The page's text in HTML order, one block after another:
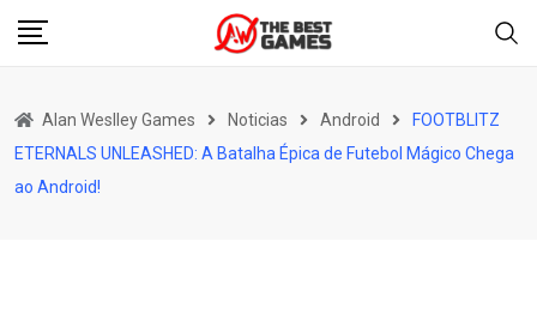
Skip
Alan Weslley Games Noticias Android
FOOTBLITZ
ETERNALS UNLEASHED: A Batalha Épica de Futebol Mágico Chega
ao Android!